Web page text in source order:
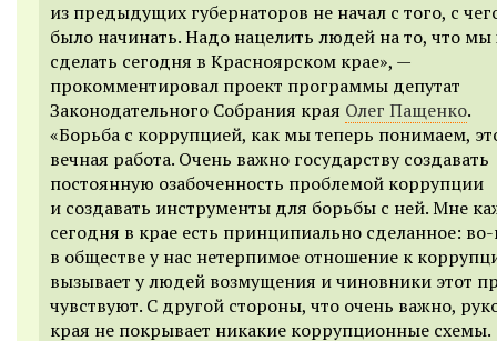
из предыдущих губернаторов не начал с того, с
было начинать. Надо нацелить людей на то, что мы
сделать сегодня в Красноярском крае», —
прокомментировал проект программы депутат
Законодательного Собрания края Олег Пащенко.
«Борьба с коррупцией, как мы теперь понимаем,
вечная работа. Очень важно государству создавать
постоянную озабоченность проблемой коррупции
и создавать инструменты для борьбы с ней. Мне
сегодня в крае есть принципиально сделанное:
в обществе у нас нетерпимое отношение к
вызывает у людей возмущения и чиновники этот
чувствуют. С другой стороны, что очень важно,
края не покрывает никакие коррупционные схемы.